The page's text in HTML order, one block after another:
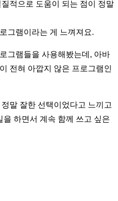
적으로 도움이 되는 점이 정말
그램이라는 게 느껴져요.
그램들을 사용해봤는데, 아바
전혀 아깝지 않은 프로그램인
말 잘한 선택이었다고 느끼고
하면서 계속 함께 쓰고 싶은